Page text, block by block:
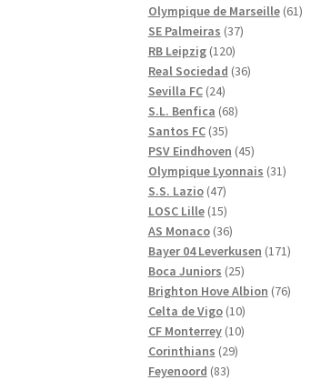
produkter
Olympique de Marseille 6161
SE Palmeiras 3737
RB Leipzig 120120
produkter
Real Sociedad 3636
Sevilla FC 2424
produkter
S.L. Benfica 6868
Santos FC 3535
produkter
PSV Eindhoven 4545
produkter
Olympique Lyonnais 3131
S.S. Lazio 4747
produkter
LOSC Lille 1515
produkter
AS Monaco 3636
produkter
Bayer 04 Leverkusen 171171
Boca Juniors 2525
produkter
Brighton Hove Albion 7676
Celta de Vigo 1010
produkter
CF Monterrey 1010
Corinthians 2929
Feyenoord 8383